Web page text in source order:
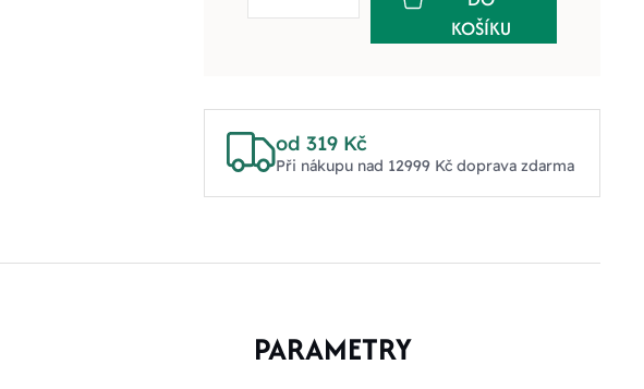
KOŠÍKU
od 319 Kč
Při nákupu nad 12999 Kč doprava zdarma
PARAMETRY